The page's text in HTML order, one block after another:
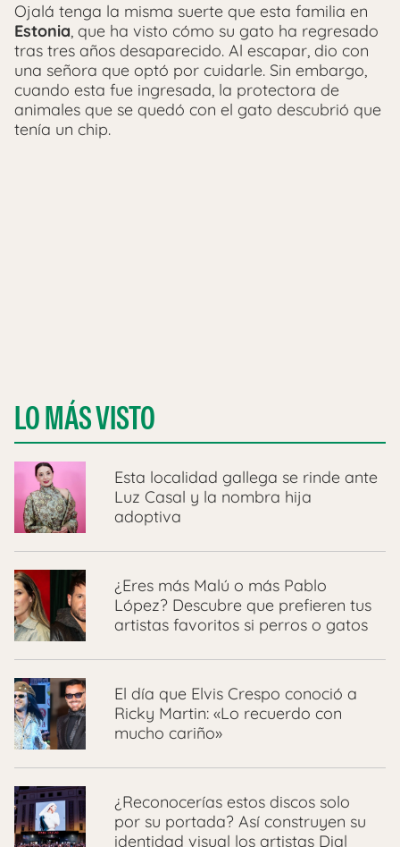
Ojalá tenga la misma suerte que esta familia en
Estonia, que ha visto cómo su gato ha regresado
tras tres años desaparecido. Al escapar, dio con
una señora que optó por cuidarle. Sin embargo,
cuando esta fue ingresada, la protectora de
animales que se quedó con el gato descubrió que
tenía un chip.
LO MÁS VISTO
Esta localidad gallega se rinde ante
Luz Casal y la nombra hija
adoptiva
¿Eres más Malú o más Pablo
López? Descubre que prefieren tus
artistas favoritos si perros o gatos
El día que Elvis Crespo conoció a
Ricky Martin: «Lo recuerdo con
mucho cariño»
¿Reconocerías estos discos solo
por su portada? Así construyen su
identidad visual los artistas Dial